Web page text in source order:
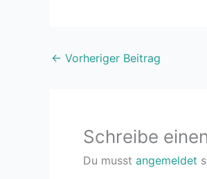
← Vorheriger Beitrag
Schreibe
Du musst angemeldet